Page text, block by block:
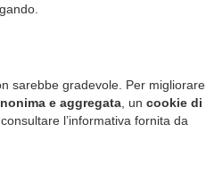
sarebbe gradevole. Per migliorare
e aggregata , un cookie di
l’informativa fornita da